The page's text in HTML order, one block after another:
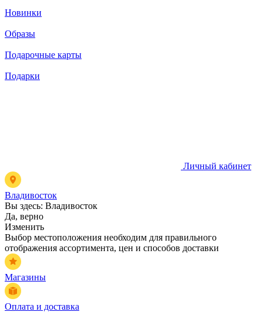
Новинки
Образы
Подарочные карты
Подарки
Личный кабинет
Владивосток
Вы здесь: Владивосток
Да, верно
Изменить
Выбор местоположения необходим для правильного
отображения ассортимента, цен и способов доставки
Магазины
Оплата и доставка